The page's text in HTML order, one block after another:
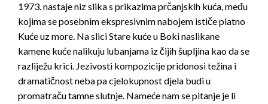
1973. nastaje niz slika s prikazima prčanjskih kuća, među
kojima se posebnim ekspresivnim nabojem ističe platno
Kuće uz more. Na slici Stare kuće u Boki naslikane
kamene kuće nalikuju lubanjama iz čijih šupljina kao da se
razliježu krici. Jezivosti kompozicije pridonosi težina i
dramatičnost neba pa cjelokupnost djela budi u
promatraču tamne slutnje. Nameće nam se pitanje je li